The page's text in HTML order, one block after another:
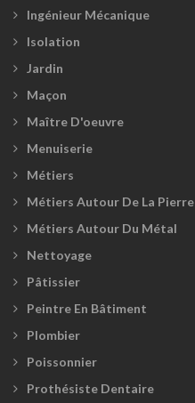
Ingénieur Mécanique
Isolation
Jardin
Maçon
Maître D'oeuvre
Menuiserie
Métiers
Métiers Autour De La Pierre
Métiers Autour Du Métal
Nettoyage
Pâtissier
Peintre En Bâtiment
Plombier
Poissonnier
Prothésiste Dentaire